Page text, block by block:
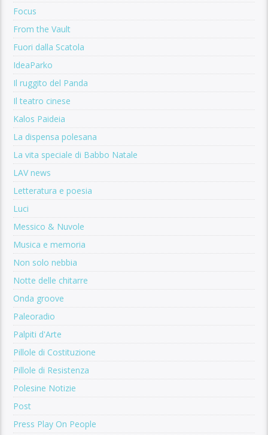
Focus
From the Vault
Fuori dalla Scatola
IdeaParko
Il ruggito del Panda
Il teatro cinese
Kalos Paideia
La dispensa polesana
La vita speciale di Babbo Natale
LAV news
Letteratura e poesia
Luci
Messico & Nuvole
Musica e memoria
Non solo nebbia
Notte delle chitarre
Onda groove
Paleoradio
Palpiti d'Arte
Pillole di Costituzione
Pillole di Resistenza
Polesine Notizie
Post
Press Play On People